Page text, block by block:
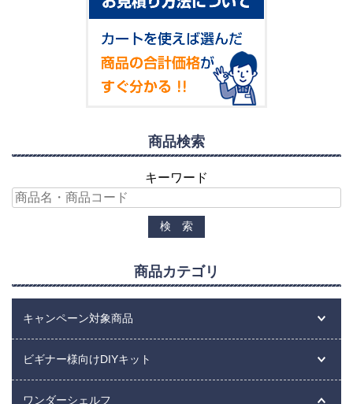
商品検索
キーワード
商品カテゴリ
キャンペーン対象商品
ビギナー様向けDIYキット
ワンダーシェルフ